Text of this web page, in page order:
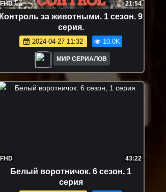
FHD 21:54
Контроль за животными. 1 сезон. 9
серия.
2024-04-27 11:32 10.0K
МИР СЕРИАЛОВ
FHD 43:22
Бeлый вopoтничoк. 6 сезон, 1
серия